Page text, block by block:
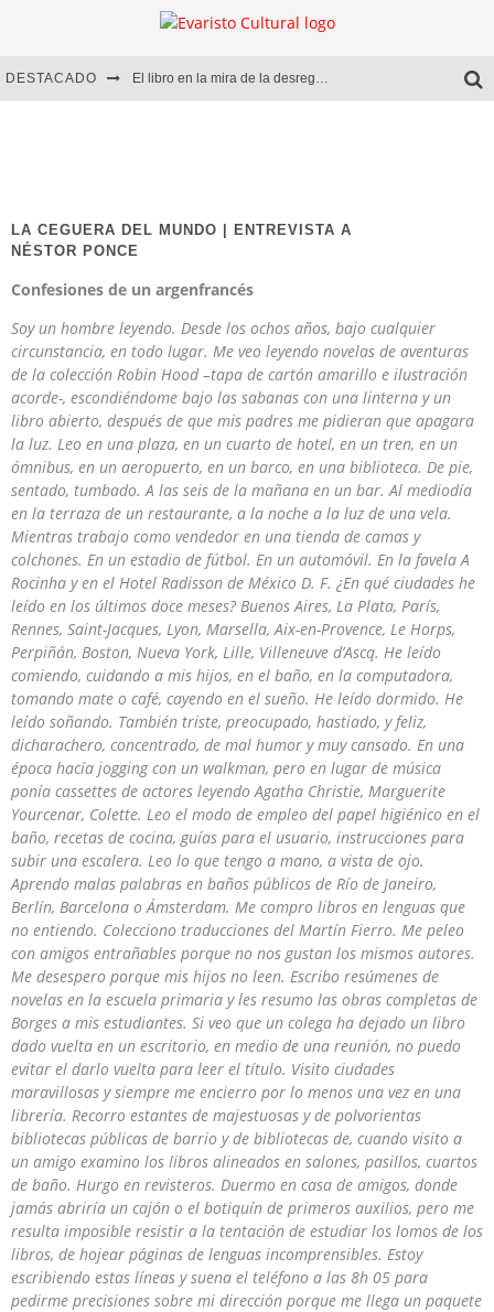
DESTACADO El libro en la mira de la desregulación
LA CEGUERA DEL MUNDO | ENTREVISTA A
NÉSTOR PONCE
Confesiones de un argenfrancés
Soy un hombre leyendo. Desde los ochos años, bajo cualquier
circunstancia, en todo lugar. Me veo leyendo novelas de aventuras
de la colección Robin Hood –tapa de cartón amarillo e ilustración
acorde-, escondiéndome bajo las sabanas con una linterna y un
libro abierto, después de que mis padres me pidieran que apagara
la luz. Leo en una plaza, en un cuarto de hotel, en un tren, en un
ómnibus, en un aeropuerto, en un barco, en una biblioteca. De pie,
sentado, tumbado. A las seis de la mañana en un bar. Al mediodía
en la terraza de un restaurante, a la noche a la luz de una vela.
Mientras trabajo como vendedor en una tienda de camas y
colchones. En un estadio de fútbol. En un automóvil. En la favela A
Rocinha y en el Hotel Radisson de México D. F. ¿En qué ciudades he
leído en los últimos doce meses? Buenos Aires, La Plata, París,
Rennes, Saint-Jacques, Lyon, Marsella, Aix-en-Provence, Le Horps,
Perpiñán, Boston, Nueva York, Lille, Villeneuve d’Ascq. He leído
comiendo, cuidando a mis hijos, en el baño, en la computadora,
tomando mate o café, cayendo en el sueño. He leído dormido. He
leído soñando. También triste, preocupado, hastiado, y feliz,
dicharachero, concentrado, de mal humor y muy cansado. En una
época hacía jogging con un walkman, pero en lugar de música
ponía cassettes de actores leyendo Agatha Christie, Marguerite
Yourcenar, Colette. Leo el modo de empleo del papel higiénico en el
baño, recetas de cocina, guías para el usuario, instrucciones para
subir una escalera. Leo lo que tengo a mano, a vista de ojo.
Aprendo malas palabras en baños públicos de Río de Janeiro,
Berlín, Barcelona o Ámsterdam. Me compro libros en lenguas que
no entiendo. Colecciono traducciones del Martín Fierro. Me peleo
con amigos entrañables porque no nos gustan los mismos autores.
Me desespero porque mis hijos no leen. Escribo resúmenes de
novelas en la escuela primaria y les resumo las obras completas de
Borges a mis estudiantes. Si veo que un colega ha dejado un libro
dado vuelta en un escritorio, en medio de una reunión, no puedo
evitar el darlo vuelta para leer el título. Visito ciudades
maravillosas y siempre me encierro por lo menos una vez en una
librería. Recorro estantes de majestuosas y de polvorientas
bibliotecas públicas de barrio y de bibliotecas de, cuando visito a
un amigo examino los libros alineados en salones, pasillos, cuartos
de baño. Hurgo en revisteros. Duermo en casa de amigos, donde
jamás abriría un cajón o el botiquín de primeros auxilios, pero me
resulta imposible resistir a la tentación de estudiar los lomos de los
libros, de hojear páginas de lenguas incomprensibles. Estoy
escribiendo estas líneas y suena el teléfono a las 8h 05 para
pedirme precisiones sobre mi dirección porque me llega un paquete